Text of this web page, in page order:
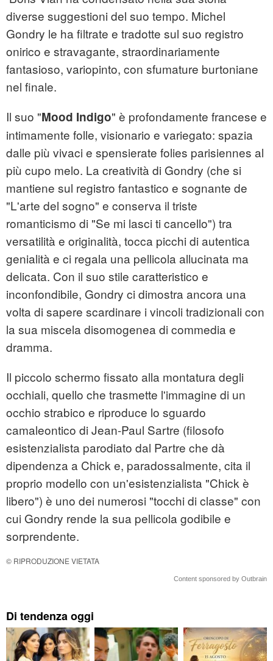
diverse suggestioni del suo tempo. Michel
Gondry le ha filtrate e tradotte sul suo registro
onirico e stravagante, straordinariamente
fantasioso, variopinto, con sfumature burtoniane
nel finale.
Il suo "Mood Indigo" è profondamente francese e
intimamente folle, visionario e variegato: spazia
dalle più vivaci e spensierate folies parisiennes al
più cupo melo. La creatività di Gondry (che si
mantiene sul registro fantastico e sognante de
"L'arte del sogno" e conserva il triste
romanticismo di "Se mi lasci ti cancello") tra
versatilità e originalità, tocca picchi di autentica
genialità e ci regala una pellicola allucinata ma
delicata. Con il suo stile caratteristico e
inconfondibile, Gondry ci dimostra ancora una
volta di sapere scardinare i vincoli tradizionali con
la sua miscela disomogenea di commedia e
dramma.
Il piccolo schermo fissato alla montatura degli
occhiali, quello che trasmette l'immagine di un
occhio strabico e riproduce lo sguardo
camaleontico di Jean-Paul Sartre (filosofo
esistenzialista parodiato dal Partre che dà
dipendenza a Chick e, paradossalmente, cita il
proprio modello con un'esistenzialista "Chick è
libero") è uno dei numerosi "tocchi di classe" con
cui Gondry rende la sua pellicola godibile e
sorprendente.
© RIPRODUZIONE VIETATA
Content sponsored by Outbrain
Di tendenza oggi